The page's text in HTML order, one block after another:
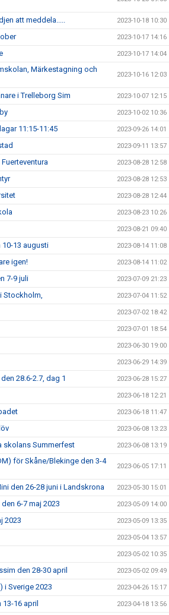
att meddela..... 2023-10-18 10:30
2023-10-17 14:16
2023-10-17 14:04
Märkestagning och
2023-10-16 12:03
i Trelleborg Sim 2023-10-07 12:15
2023-10-02 10:36
11:15-11:45 2023-09-26 14:01
2023-09-11 13:57
2023-08-28 12:58
2023-08-28 12:53
2023-08-28 12:44
2023-08-23 10:26
2023-08-21 09:40
13 augusti 2023-08-14 11:08
igen! 2023-08-14 11:02
7-9 juli 2023-07-09 21:23
Stockholm, 2023-07-04 11:52
2023-07-02 18:42
2023-07-01 18:54
2023-06-30 19:00
2023-06-29 14:39
28.6-2.7, dag 1 2023-06-28 15:27
2023-06-18 12:21
2023-06-18 11:47
2023-06-08 13:23
skolans Summerfest 2023-06-08 13:19
för Skåne/Blekinge den 3-4
2023-06-05 17:11
den 26-28 juni i Landskrona 2023-05-30 15:01
6-7 maj 2023 2023-05-09 14:00
2023 2023-05-09 13:35
2023-05-04 13:57
2023-05-02 10:35
den 28-30 april 2023-05-02 09:49
i Sverige 2023 2023-04-26 15:17
16 april 2023-04-18 13:56